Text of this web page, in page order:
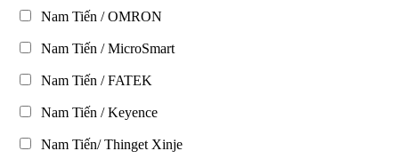
Nam Tiến / OMRON
Nam Tiến / MicroSmart
Nam Tiến / FATEK
Nam Tiến / Keyence
Nam Tiến/ Thinget Xinje